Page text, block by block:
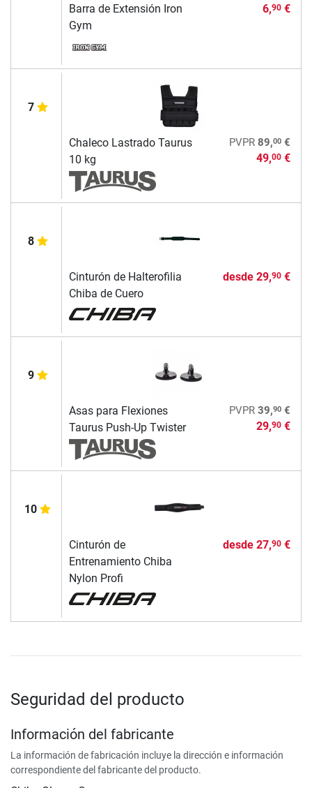
Barra de Extensión Iron
Gym
6,90€
7
Chaleco Lastrado Taurus
10 kg
PVPR 89,00€
49,00€
8
Cinturón de Halterofilia
Chiba de Cuero
desde 29,90€
9
Asas para Flexiones
Taurus Push-Up Twister
PVPR 39,90€
29,90€
10
Cinturón de
Entrenamiento Chiba
Nylon Profi
desde 27,90€
Seguridad del producto
Información del fabricante
La información de fabricación incluye la dirección e información
correspondiente del fabricante del producto.